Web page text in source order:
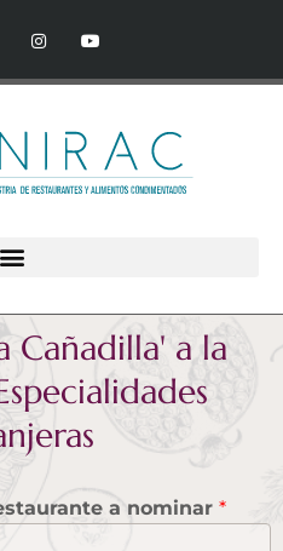
Cañadilla' a la
a nominar *